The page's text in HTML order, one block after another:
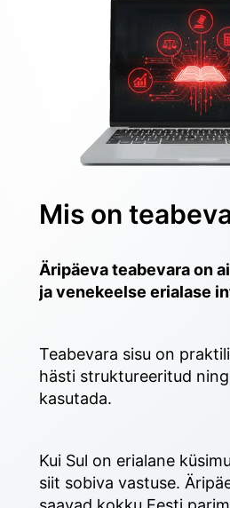
Mis on
Äripäeva teabevara on
ja venekeelse erialase
Teabevara sisu on
hästi struktureeritud
kasutada.
Kui Sul on erialane
siit sobiva vastuse.